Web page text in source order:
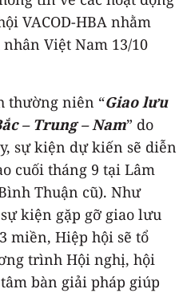
VACOD-HBA nhằm
Việt Nam 13/10
thường niên “Giao lưu
– Trung – Nam” do
sự kiện dự kiến sẽ diễn
cuối tháng 9 tại Lâm
Thuận cũ). Như
kiện gặp gỡ giao lưu
miền, Hiệp hội sẽ tổ
trình Hội nghị, hội
bàn giải pháp giúp